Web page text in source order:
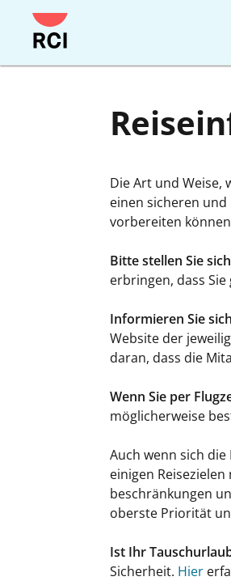
Direkt
zum
Hauptinhalt
Die Art und Weise,
einen sicheren
vorbereiten
Bitte stellen Sie
erbringen, dass
Informieren Sie
Website der
daran, dass die
Wenn Sie per
möglicherweise
Auch wenn sich
einigen
beschränkungen
oberste Priorität
Ist Ihr
Sicherheit. Hier